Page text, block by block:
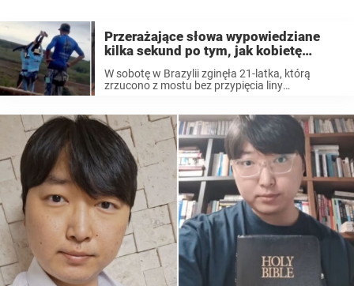
Przerażające słowa wypowiedziane
kilka sekund po tym, jak kobietę
rzucono na śmierć, ponieważ ekipa
„zapomniała” przymocować linę
bezpieczeństwa
W sobotę w Brazylii zginęła 21-latka, którą
zrzucono z mostu bez przypięcia liny
ujawniają przejmujące słowa, które
wypowiedziano chwilę po tym, jak rzucono ją ...